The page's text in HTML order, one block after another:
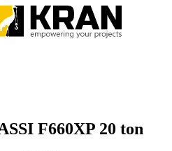
F660XP 20 ton